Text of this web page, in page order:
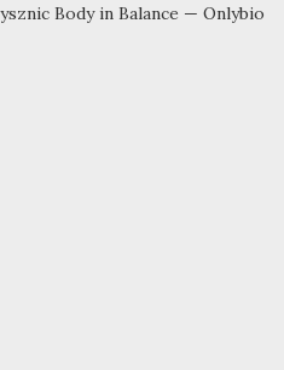
Body in Balance — Onlybio